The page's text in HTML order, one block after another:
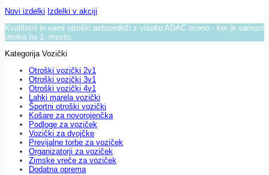
Novi izdelki Izdelki v akciji
Kvalitetni in varni otroški avtosedeži z visoko ADAC oceno - ker je varnost
otroka na 1. mestu.
Kategorija Vozički
Otroški vozički 2v1
Otroški vozički 3v1
Otroški vozički 4v1
Lahki marela vozički
Športni otroški vozički
Košare za novorojenčka
Podloge za voziček
Vozički za dvojčke
Previjalne torbe za voziček
Organizatorji za voziček
Zimske vreče za voziček
Dodatna oprema